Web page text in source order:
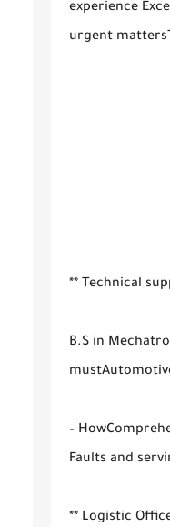
experience
urgent
** Technical
B.S in
–
Faults and
** Logistic